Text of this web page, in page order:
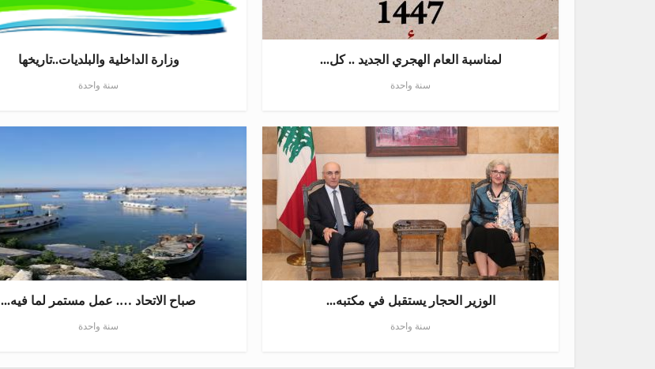
لمناسبة العام الهجري الجديد .. كل...
سنة واحدة
وزارة الداخلية والبلديات..تاريخها
سنة واحدة
الوزير الحجار يستقبل في مكتبه...
سنة واحدة
صباح الاتحاد …. عمل مستمر لما فيه...
سنة واحدة